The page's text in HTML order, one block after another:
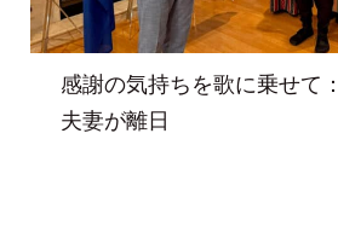
感謝の気持ちを歌に乗せて
夫妻が離日